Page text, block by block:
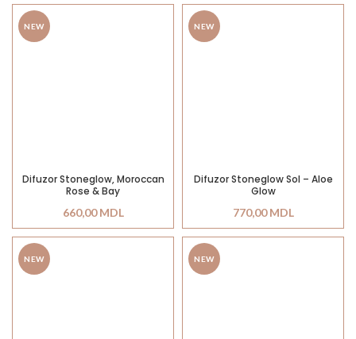
NEW
Difuzor Stoneglow, Moroccan
Rose & Bay
660,00MDL
NEW
Difuzor Stoneglow Sol – Aloe
Glow
770,00MDL
NEW NEW